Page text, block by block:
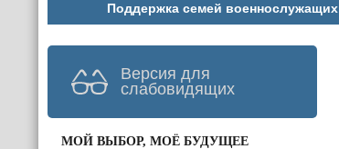
Поддержка семей военнослужащих
Версия для
слабовидящих
МОЙ ВЫБОР, МОЁ БУДУЩЕЕ